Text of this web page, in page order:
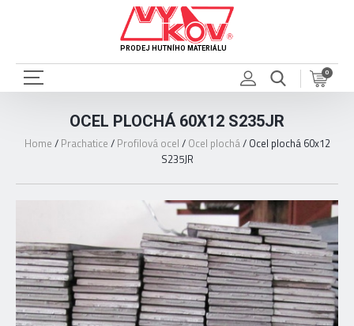
PRODEJ HUTNÍHO MATERIÁLU
0
OCEL PLOCHÁ 60X12 S235JR
Home / Prachatice / Profilová ocel / Ocel plochá/ Ocel plochá 60x12
S235JR